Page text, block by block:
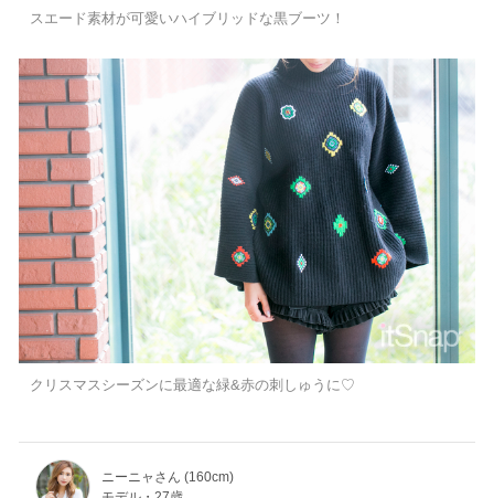
スエード素材が可愛いハイブリッドな黒ブーツ！
クリスマスシーズンに最適な緑&赤の刺しゅうに♡
ニーニャさん (160cm)